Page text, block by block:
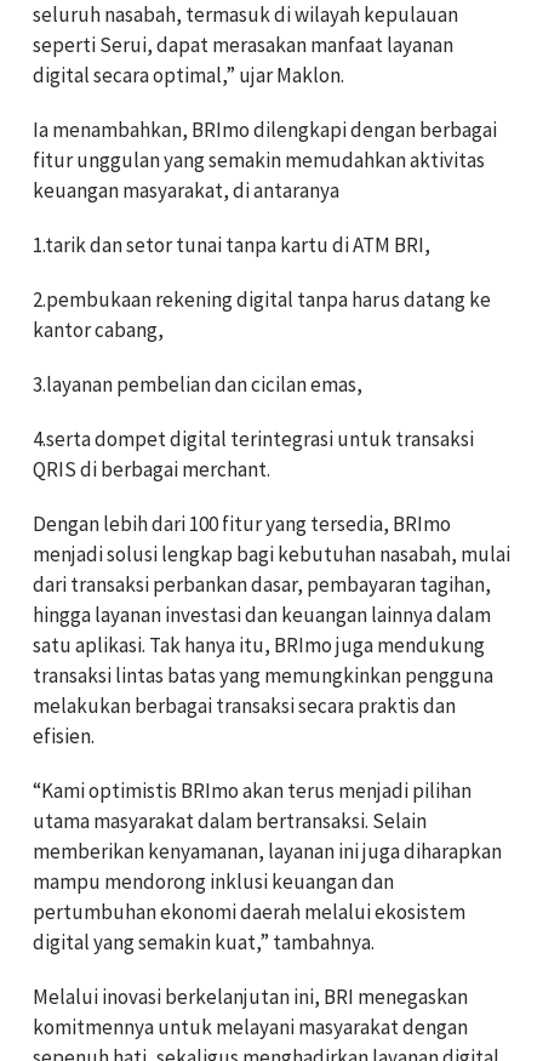
seluruh nasabah, termasuk di wilayah kepulauan
seperti Serui, dapat merasakan manfaat layanan
digital secara optimal,” ujar Maklon.
Ia menambahkan, BRImo dilengkapi dengan berbagai
fitur unggulan yang semakin memudahkan aktivitas
keuangan masyarakat, di antaranya
1.tarik dan setor tunai tanpa kartu di ATM BRI,
2.pembukaan rekening digital tanpa harus datang ke
kantor cabang,
3.layanan pembelian dan cicilan emas,
4.serta dompet digital terintegrasi untuk transaksi
QRIS di berbagai merchant.
Dengan lebih dari 100 fitur yang tersedia, BRImo
menjadi solusi lengkap bagi kebutuhan nasabah, mulai
dari transaksi perbankan dasar, pembayaran tagihan,
hingga layanan investasi dan keuangan lainnya dalam
satu aplikasi. Tak hanya itu, BRImo juga mendukung
transaksi lintas batas yang memungkinkan pengguna
melakukan berbagai transaksi secara praktis dan
efisien.
“Kami optimistis BRImo akan terus menjadi pilihan
utama masyarakat dalam bertransaksi. Selain
memberikan kenyamanan, layanan ini juga diharapkan
mampu mendorong inklusi keuangan dan
pertumbuhan ekonomi daerah melalui ekosistem
digital yang semakin kuat,” tambahnya.
Melalui inovasi berkelanjutan ini, BRI menegaskan
komitmennya untuk melayani masyarakat dengan